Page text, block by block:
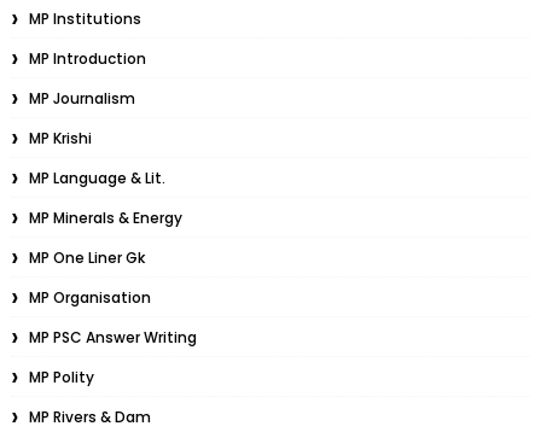
MP Institutions
MP Introduction
MP Journalism
MP Krishi
MP Language & Lit.
MP Minerals & Energy
MP One Liner Gk
MP Organisation
MP PSC Answer Writing
MP Polity
MP Rivers & Dam